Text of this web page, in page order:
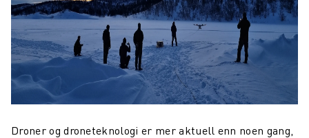
Droner og droneteknologi er mer aktuell enn noen gang,